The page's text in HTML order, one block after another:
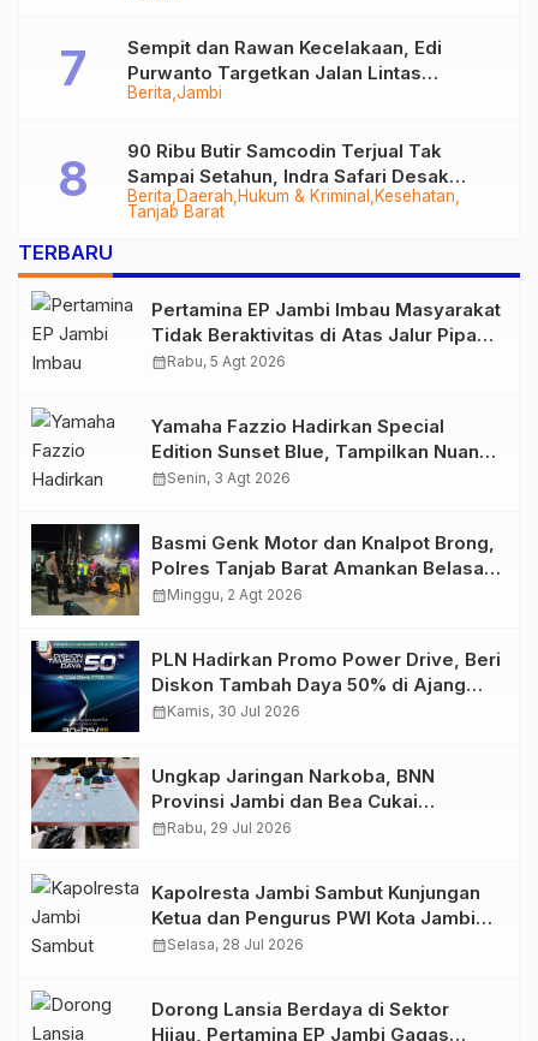
Berita Jambi
Sempit dan Rawan Kecelakaan, Edi
Purwanto Targetkan Jalan Lintas
Tungkal-Jambi Mulus di 2028
Berita Daerah Hukum & Kriminal
Kesehatan
Tanjab Barat
90 Ribu Butir Samcodin Terjual Tak
Sampai Setahun, Indra Safari Desak
Audit Menyeluruh
TERBARU
Pertamina EP Jambi Imbau Masyarakat
Tidak Beraktivitas di Atas Jalur Pipa
Migas Demi Keselamatan Bersama
calendar_monthRabu, 5 Agt 2026
Yamaha Fazzio Hadirkan Special
Edition Sunset Blue, Tampilkan Nuansa
Retro Summer yang Semakin Skena
calendar_monthSenin, 3 Agt 2026
Basmi Genk Motor dan Knalpot Brong,
Polres Tanjab Barat Amankan Belasan
Kendaraan
calendar_monthMinggu, 2 Agt 2026
PLN Hadirkan Promo Power Drive, Beri
Diskon Tambah Daya 50% di Ajang
GIIAS 2026
calendar_monthKamis, 30 Jul 2026
Ungkap Jaringan Narkoba, BNN
Provinsi Jambi dan Bea Cukai
Amankan Sembilan Pelaku beserta
calendar_monthRabu, 29 Jul 2026
Kapolresta Jambi Sambut Kunjungan
Ketua dan Pengurus PWI Kota Jambi
Perkuat Sinergi dan Kolaborasi
calendar_monthSelasa, 28 Jul 2026
Dorong Lansia Berdaya di Sektor
Hijau, Pertamina EP Jambi Gagas